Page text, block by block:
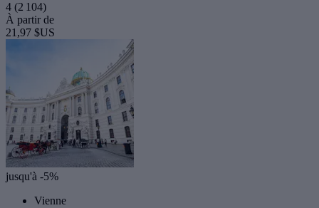
4 (2 104)
À partir de
21,97 $US
jusqu'à -5%
Vienne